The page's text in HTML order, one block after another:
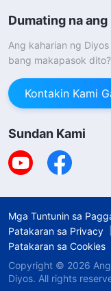
Dumating na
Ang kaharian ng
bang makapasok dito?
Kontakin Kami
Sundan Kami
Mga Tuntunin sa
Patakaran sa Privacy
Patakaran sa Cookies
Copyright © 2026
Diyos. All rights